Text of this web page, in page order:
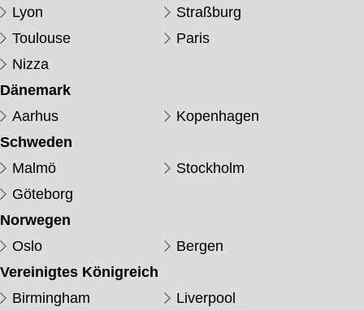
Lyon
Straßburg
Toulouse
Paris
Nizza
Dänemark
Aarhus
Kopenhagen
Schweden
Malmö
Stockholm
Göteborg
Norwegen
Oslo
Bergen
Vereinigtes Königreich
Birmingham
Liverpool